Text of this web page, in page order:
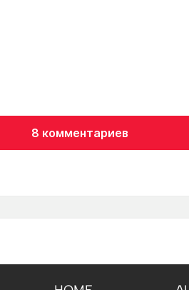
8 комментариев